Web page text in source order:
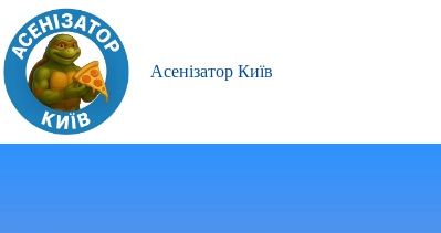
Перейти
сути
Асенізатор Київ